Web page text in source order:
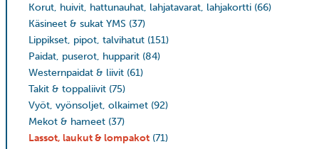
Korut, huivit, hattunauhat, lahjatavarat, lahjakortti (66)
Käsineet & sukat YMS (37)
Lippikset, pipot, talvihatut (151)
Paidat, puserot, hupparit (84)
Westernpaidat & liivit (61)
Takit & toppaliivit (75)
Vyöt, vyönsoljet, olkaimet (92)
Mekot & hameet (37)
Lassot, laukut & lompakot (71)